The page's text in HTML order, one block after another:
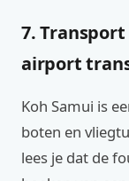
7.
airport
Koh Samui is
boten en
lees je dat de